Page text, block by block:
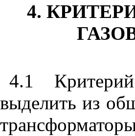
4.
4.1
выделить из